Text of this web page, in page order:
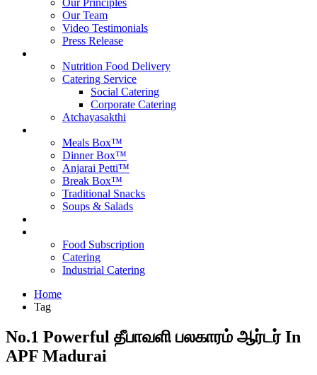
Our Principles
Our Team
Video Testimonials
Press Release
Nutrition Food Delivery
Catering Service
Social Catering
Corporate Catering
Atchayasakthi
Meals Box™
Dinner Box™
Anjarai Petti™
Break Box™
Traditional Snacks
Soups & Salads
Food Subscription
Catering
Industrial Catering
Home
Tag
No.1 Powerful தீபாவளி பலகாரம் ஆர்டர் In
APF Madurai